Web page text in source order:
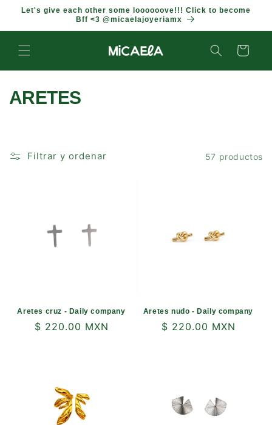
DIRECTAMENTE
Let's give each other some loooooove!!! Click to become
Bff <3 @micaelajoyeriamx
Carrito
C
ARETES
Filtrar y ordenar 57 productos
Aretes cruz - Daily company
Precio
$ 220.00 MXN
Aretes nudo - Daily company
Precio
$ 220.00 MXN